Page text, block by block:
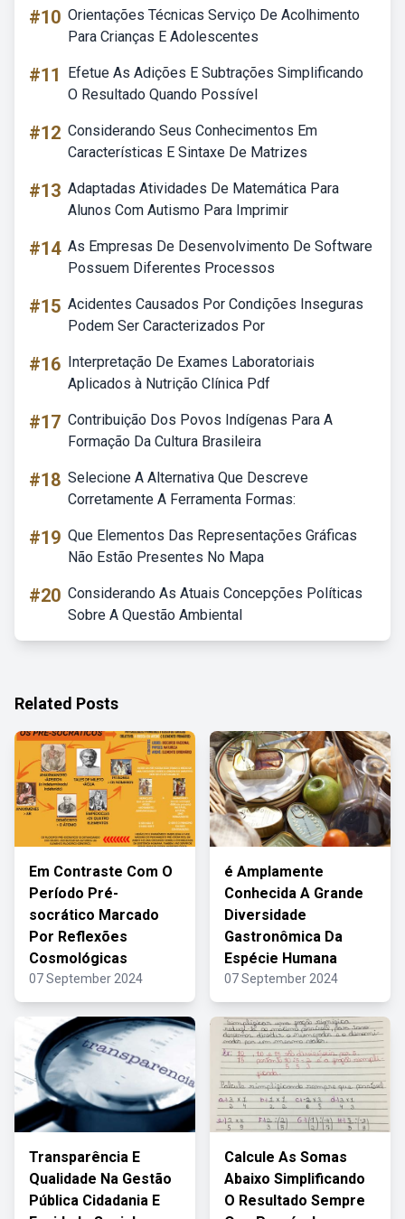
#10 Orientações Técnicas Serviço De Acolhimento
Para Crianças E Adolescentes
#11
Efetue As Adições E Subtrações Simplificando
O Resultado Quando Possível
#12 Considerando Seus Conhecimentos Em
Características E Sintaxe De Matrizes
#13 Adaptadas Atividades De Matemática Para
Alunos Com Autismo Para Imprimir
#14 As Empresas De Desenvolvimento De Software
Possuem Diferentes Processos
#15 Acidentes Causados Por Condições Inseguras
Podem Ser Caracterizados Por
#16 Interpretação De Exames Laboratoriais
Aplicados à Nutrição Clínica Pdf
#17 Contribuição Dos Povos Indígenas Para A
Formação Da Cultura Brasileira
#18 Selecione A Alternativa Que Descreve
Corretamente A Ferramenta Formas:
#19 Que Elementos Das Representações Gráficas
Não Estão Presentes No Mapa
#20 Considerando As Atuais Concepções Políticas
Sobre A Questão Ambiental
Related Posts
Em Contraste Com O
Período Pré-
socrático Marcado
Por Reflexões
Cosmológicas
07 September 2024
é Amplamente
Conhecida A Grande
Diversidade
Gastronômica Da
Espécie Humana
07 September 2024
Transparência E
Qualidade Na Gestão
Pública Cidadania E
Calcule As Somas
Abaixo Simplificando
O Resultado Sempre